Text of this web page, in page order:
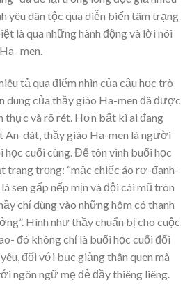
yêu dân tộc qua diễn biến tâm trạng
là qua những hành động và lời nói
men.
tả qua điểm nhìn của cậu học trò
dung của thầy giáo Ha-men đã được
thực và rõ rét. Hơn bất kì ai đang
An-dát, thầy giáo Ha-men là người
cuối cùng. Để tôn vinh buổi học
trang trọng: “mặc chiếc áo rơ-đanh-
sen gấp nếp mịn và đội cái mũ tròn
chỉ dùng vào những hôm có thanh
Hình như thầy chuẩn bị cho cuộc
đó không chỉ là buổi học cuối đối
đối với bục giảng thân quen mà
ngôn ngữ mẹ đẻ đầy thiêng liêng.